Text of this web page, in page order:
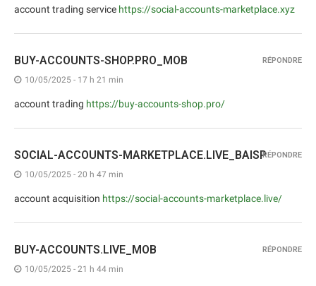
account trading service https://social-accounts-marketplace.xyz
BUY-ACCOUNTS-SHOP.PRO_MOB
10/05/2025 - 17 h 21 min
account trading https://buy-accounts-shop.pro/
RÉPONDRE
SOCIAL-ACCOUNTS-MARKETPLACE.LIVE_BAISP
10/05/2025 - 20 h 47 min
account acquisition https://social-accounts-marketplace.live/
RÉPONDRE
BUY-ACCOUNTS.LIVE_MOB
10/05/2025 - 21 h 44 min
RÉPONDRE